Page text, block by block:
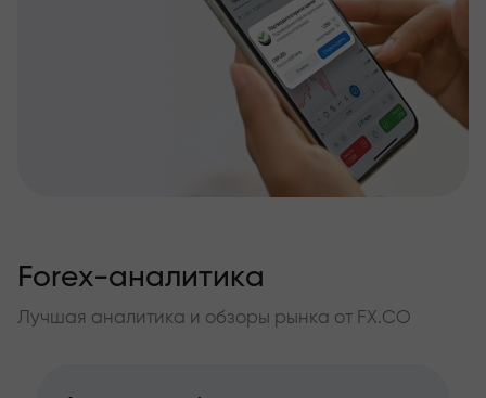
Forex-аналитика
Лучшая аналитика и обзоры рынка от FX.CO